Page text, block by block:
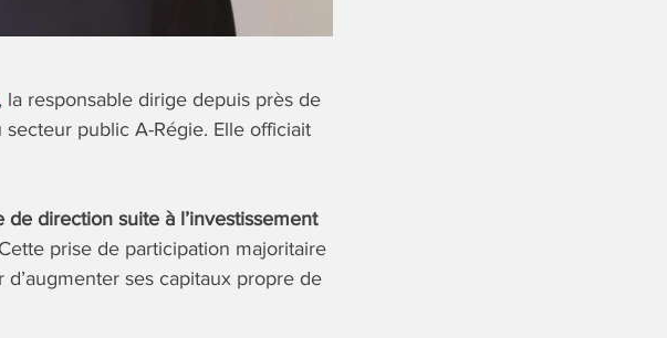
, la responsable dirige depuis près de
public A-Régie. Elle officiait
de direction suite à l’investissement
prise de participation majoritaire
ses capitaux propre de